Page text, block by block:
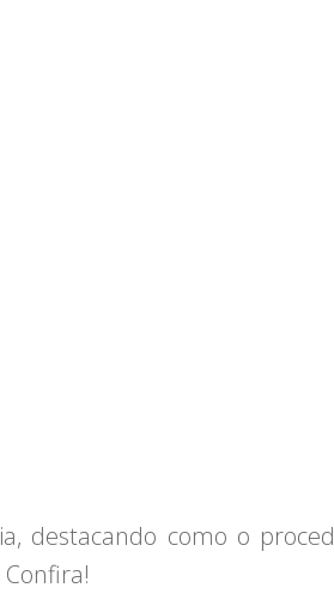
destacando como o